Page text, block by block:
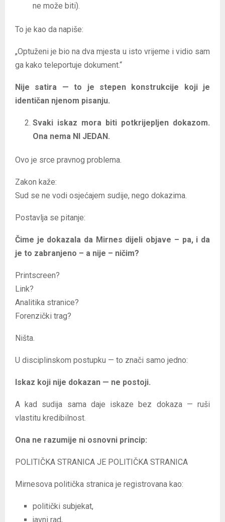
ne može biti).
To je kao da napiše:
„Optuženi je bio na dva mjesta u isto vrijeme i vidio sam
ga kako teleportuje dokument.“
Nije satira — to je stepen konstrukcije koji je
identičan njenom pisanju.
Svaki iskaz mora biti potkrijepljen dokazom.
Ona nema NI JEDAN.
Ovo je srce pravnog problema.
Zakon kaže:
Sud se ne vodi osjećajem sudije, nego dokazima.
Postavlja se pitanje:
Čime je dokazala da Mirnes dijeli objave – pa, i da
je to zabranjeno – a nije – ničim?
Printscreen?
Link?
Analitika stranice?
Forenzički trag?
Ništa.
U disciplinskom postupku — to znači samo jedno:
Iskaz koji nije dokazan — ne postoji.
A kad sudija sama daje iskaze bez dokaza — ruši
vlastitu kredibilnost.
Ona ne razumije ni osnovni princip:
POLITIČKA STRANICA JE POLITIČKA STRANICA
Mirnesova politička stranica je registrovana kao:
politički subjekat,
javni rad,